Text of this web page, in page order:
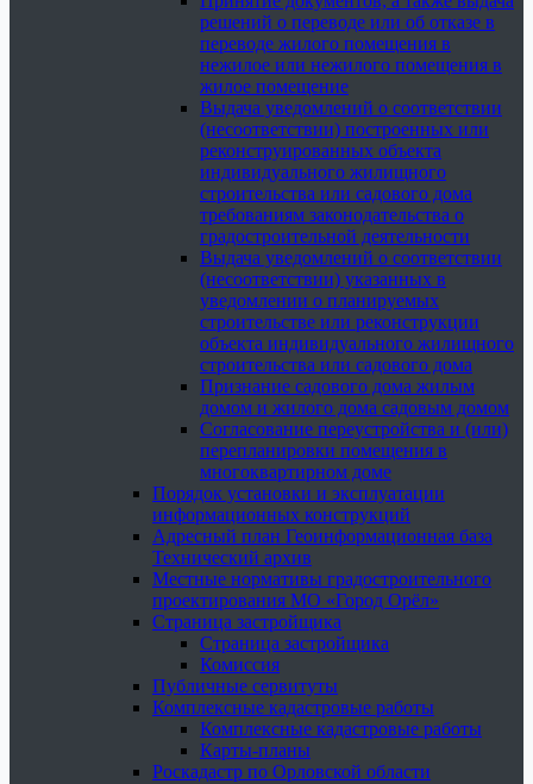
решений о переводе или об отказе в
переводе жилого помещения в
нежилое или нежилого помещения в
жилое помещение
Выдача уведомлений о соответствии
(несоответствии) построенных или
реконструированных объекта
индивидуального жилищного
строительства или садового дома
требованиям законодательства о
градостроительной деятельности
Выдача уведомлений о соответствии
(несоответствии) указанных в
уведомлении о планируемых
строительстве или реконструкции
объекта индивидуального жилищного
строительства или садового дома
Признание садового дома жилым
домом и жилого дома садовым домом
Согласование переустройства и (или)
перепланировки помещения в
многоквартирном доме
Порядок установки и эксплуатации
информационных конструкций
Адресный план Геоинформационная база
Технический архив
Местные нормативы градостроительного
проектирования МО «Город Орёл»
Страница застройщика
Страница застройщика
Комиссия
Публичные сервитуты
Комплексные кадастровые работы
Комплексные кадастровые работы
Карты-планы
Роскадастр по Орловской области